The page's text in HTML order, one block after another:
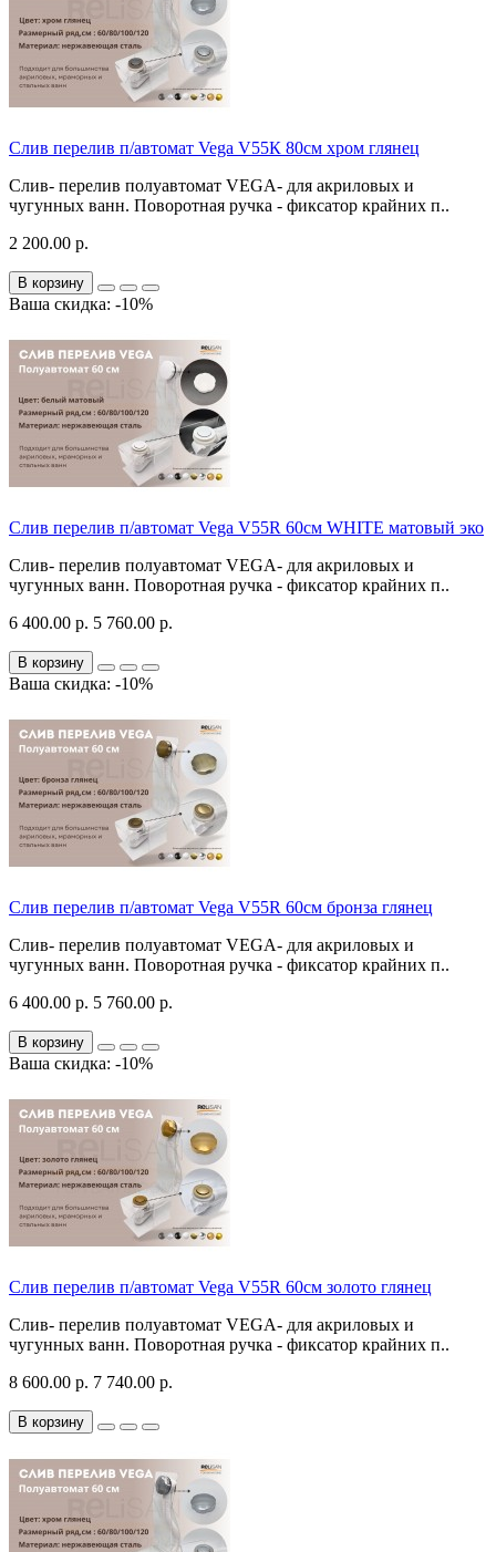
Слив перелив п/автомат Vega V55К 80см хром глянец
Слив- перелив полуавтомат VEGA- для акриловых и
чугунных ванн. Поворотная ручка - фиксатор крайних п..
2 200.00 р.
В корзину
Ваша скидка: -10%
Слив перелив п/автомат Vega V55R 60см WHITE матовый эко
Слив- перелив полуавтомат VEGA- для акриловых и
чугунных ванн. Поворотная ручка - фиксатор крайних п..
6 400.00 р. 5 760.00 р.
В корзину
Ваша скидка: -10%
Слив перелив п/автомат Vega V55R 60см бронза глянец
Слив- перелив полуавтомат VEGA- для акриловых и
чугунных ванн. Поворотная ручка - фиксатор крайних п..
6 400.00 р. 5 760.00 р.
В корзину
Ваша скидка: -10%
Слив перелив п/автомат Vega V55R 60см золото глянец
Слив- перелив полуавтомат VEGA- для акриловых и
чугунных ванн. Поворотная ручка - фиксатор крайних п..
8 600.00 р. 7 740.00 р.
В корзину